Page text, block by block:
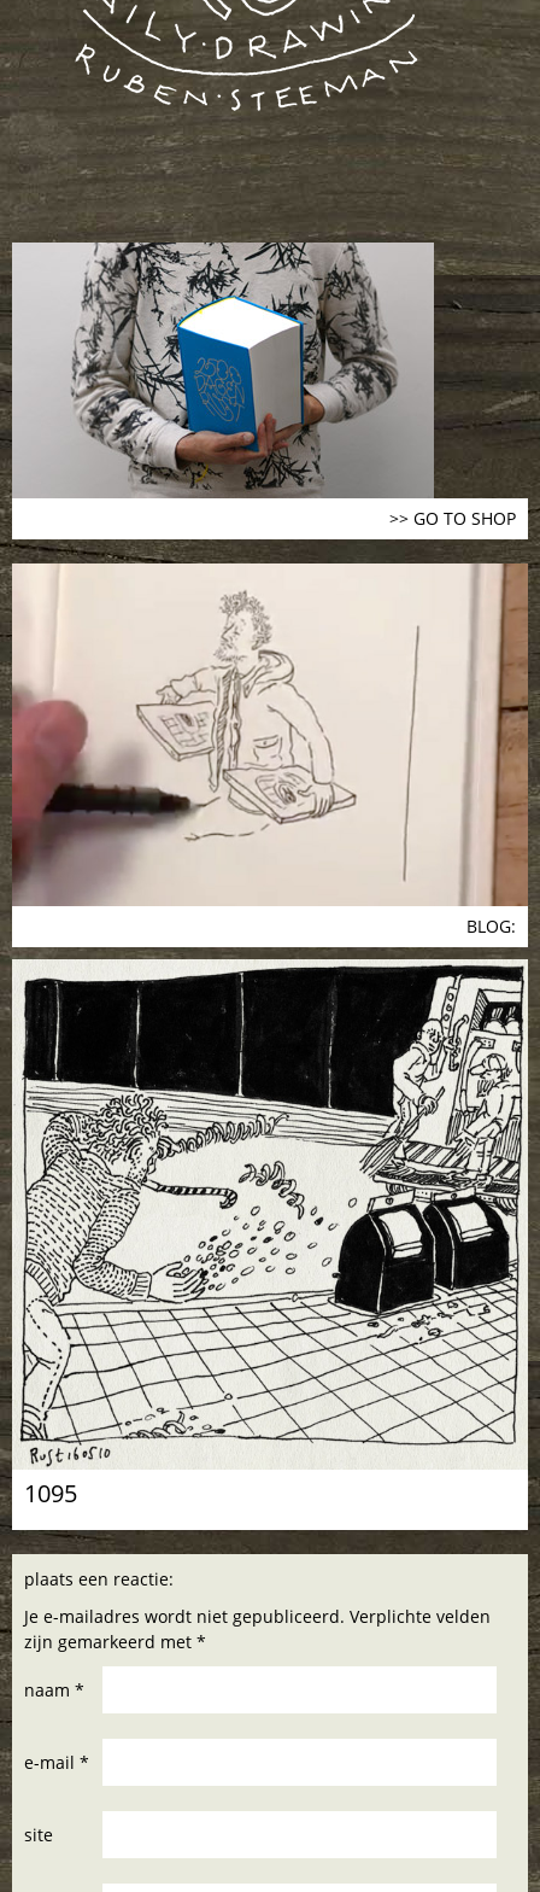
>> GO TO SHOP
BLOG:
1095
plaats een reactie:
Je e-mailadres wordt niet gepubliceerd. Verplichte velden
zijn gemarkeerd met *
naam *
e-mail *
site